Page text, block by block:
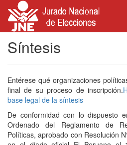
Síntesis
Entérese qué organizaciones
final de su proceso de inscripción.
base legal de la síntesis
De conformidad con lo dispuesto
Ordenado del Reglamento de
Políticas, aprobado con Resolución